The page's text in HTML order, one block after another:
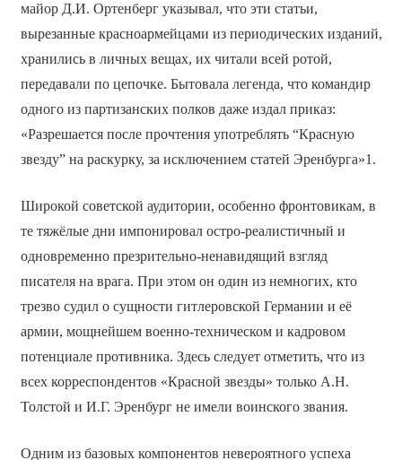
майор Д.И. Ортенберг указывал, что эти статьи,
вырезанные красноармейцами из периодических изданий,
хранились в личных вещах, их читали всей ротой,
передавали по цепочке. Бытовала легенда, что командир
одного из партизанских полков даже издал приказ:
«Разрешается после прочтения употреблять “Красную
звезду” на раскурку, за исключением статей Эренбурга»1.
Широкой советской аудитории, особенно фронтовикам, в
те тяжёлые дни импонировал остро-реалистичный и
одновременно презрительно-ненавидящий взгляд
писателя на врага. При этом он один из немногих, кто
трезво судил о сущности гитлеровской Германии и её
армии, мощнейшем военно-техническом и кадровом
потенциале противника. Здесь следует отметить, что из
всех корреспондентов «Красной звезды» только А.Н.
Толстой и И.Г. Эренбург не имели воинского звания.
Одним из базовых компонентов невероятного успеха